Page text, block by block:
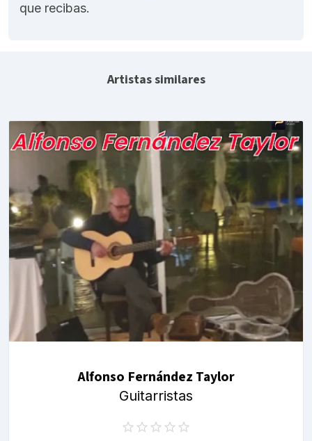
que recibas.
Artistas similares
Alfonso Fernández Taylor
Guitarristas